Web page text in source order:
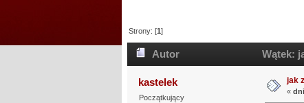
Strony: [1]
Autor Wątek:
kastelek
Początkujący
jak
«